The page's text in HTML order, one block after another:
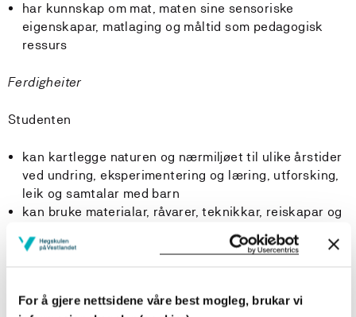
For å gjere nettsidene våre best mogleg, brukar vi
har kunnskap om mat, maten sine sensoriske
eigenskapar, matlaging og måltid som pedagogisk
ressurs
Ferdigheiter
Studenten
kan kartlegge naturen og nærmiljøet til ulike årstider
ved undring, eksperimentering og læring, utforsking,
leik og samtalar med barn
kan bruke materialar, råvarer, teknikkar, reiskapar og
lokale naturressursar i praktisk arbeid med barn
kan planlegga og gjennomføra faglege aktivitetar
kan legge til rette for fysisk aktivitet, varierte måltid